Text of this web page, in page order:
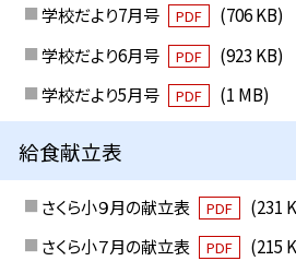
学校だより7月号 PDF
(706 KB)
学校だより6月号
PDF
(923 KB)
学校だより5月号
PDF (1 MB)
給食献立表
さくら小９月の献立表 PDF
(231
さくら小７月の献立表
PDF
(215